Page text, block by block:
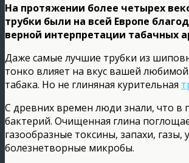
На протяжении более четырех
трубки были на всей Европе
верной интерпретации табачных
Даже самые лучшие трубки из
тонко влияет на вкус вашей любимой
табака. Но не глиняная курительная
С древних времен люди знали, что в
бактерий. Очищенная глина
газообразные токсины, запахи, газы,
болезнетворные микробы.